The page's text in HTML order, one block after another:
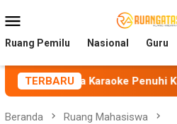
ke
kontenMobile
Ruang Pemilu Nasional Guru
TERBARU
Penuhi Kewajiban PBG dan
Beranda Ruang Mahasiswa